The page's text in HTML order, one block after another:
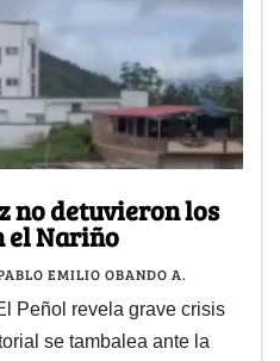
no detuvieron los
el Nariño
EMILIO OBANDO A.
Peñol revela grave crisis
se tambalea ante la